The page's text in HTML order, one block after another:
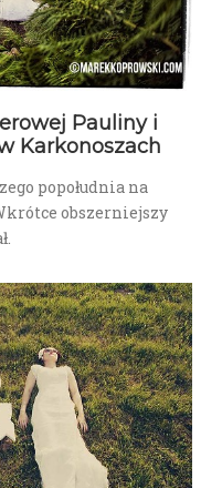
Pauliny i
Karkonoszach
popołudnia na
obszerniejszy